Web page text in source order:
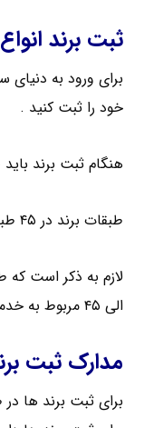
ثبت برند
برای ورود به دنیای
خود را ثبت کنید .
هنگام ثبت برند
طبقات برند در ۴۵ طبقه قرار گرفته است که هر طبقه مربوط به صنف خاصی است .
الی ۴۵ مربوط به خدمات است.
مدارک ثبت
برای ثبت برند ها